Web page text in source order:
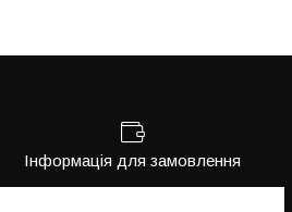
Інформація для замовлення